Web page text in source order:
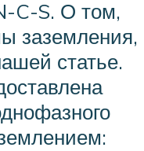
C-S. О том,
заземления,
статье.